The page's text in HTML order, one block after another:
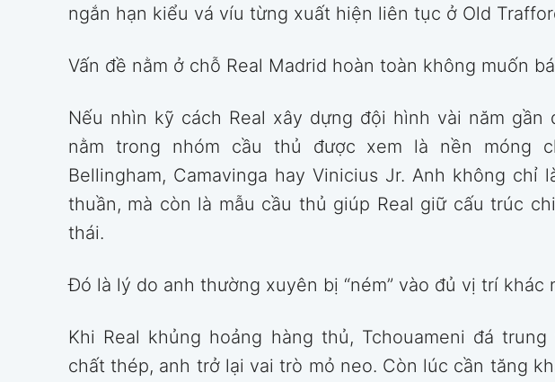
ngắn hạn kiểu vá víu từng xuất hiện liên tục ở Old
Vấn đề nằm ở chỗ Real Madrid hoàn toàn không muốn
Nếu nhìn kỹ cách Real xây dựng đội hình vài năm gần
nằm trong nhóm cầu thủ được xem là nền móng
Bellingham, Camavinga hay Vinicius Jr. Anh không chỉ
thuần, mà còn là mẫu cầu thủ giúp Real giữ cấu trúc
thái.
Đó là lý do anh thường xuyên bị “ném” vào đủ vị trí khác
Khi Real khủng hoảng hàng thủ, Tchouameni đá
chất thép, anh trở lại vai trò mỏ neo. Còn lúc cần tăng